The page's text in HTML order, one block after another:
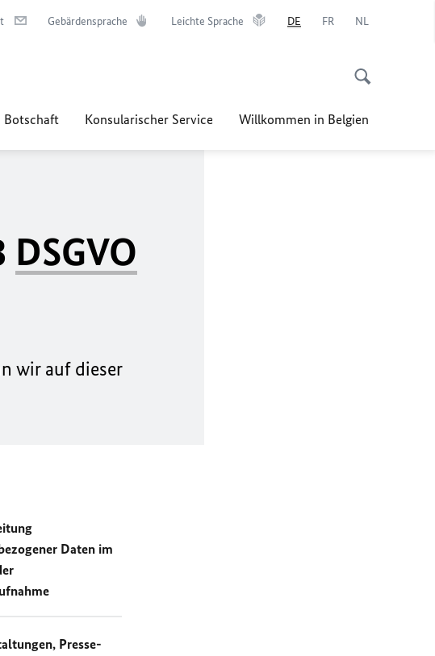
Gebärdensprache Leichte Sprache DE FR NL
Botschaft Konsularischer Service Willkommen in Belgien
DSGVO
wir auf dieser
Daten im
Presse-